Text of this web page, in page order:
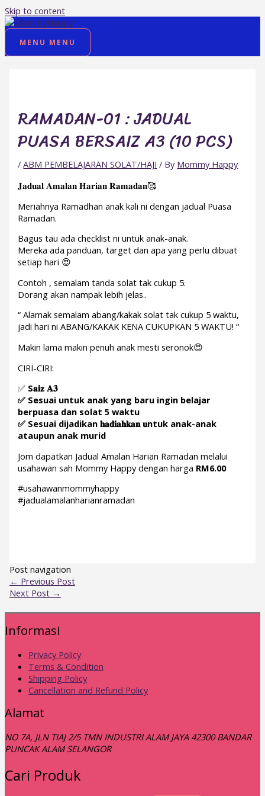
Skip to content
MENU MENU
RAMADAN-01 : JADUAL
PUASA BERSAIZ A3 (10 PCS)
/ABM PEMBELAJARAN SOLAT/HAJI / By Mommy Happy
𝐉𝐚𝐝𝐮𝐚𝐥 𝐀𝐦𝐚𝐥𝐚𝐧 𝐇𝐚𝐫𝐢𝐚𝐧 𝐑𝐚𝐦𝐚𝐝𝐚𝐧🥰
Meriahnya Ramadhan anak kali ni dengan jadual Puasa
Ramadan.
Bagus tau ada checklist ni untuk anak-anak.
Mereka ada panduan, target dan apa yang perlu dibuat
setiap hari 😍
Contoh , semalam tanda solat tak cukup 5.
Dorang akan nampak lebih jelas..
“ Alamak semalam abang/kakak solat tak cukup 5 waktu,
jadi hari ni ABANG/KAKAK KENA CUKUPKAN 5 WAKTU! “
Makin lama makin penuh anak mesti seronok😍
CIRI-CIRI:
✅ S𝐚𝐢𝐳 𝐀𝟑
✅ Sesuai untuk anak yang baru ingin belajar
berpuasa dan solat 5 waktu
✅ Sesuai dijadikan 𝐡𝐚𝐝𝐢𝐚𝐡𝐤𝐚𝐧 𝐮ntuk anak-anak
ataupun anak murid
Jom dapatkan Jadual Amalan Harian Ramadan melalui
usahawan sah Mommy Happy dengan harga RM6.00
#usahawanmommyhappy
#jadualamalanharianramadan
Post navigation
← Previous Post
Next Post →
Informasi
Privacy Policy
Terms & Condition
Shipping Policy
Cancellation and Refund Policy
Alamat
NO 7A, JLN TIAJ 2/5 TMN INDUSTRI ALAM JAYA 42300 BANDAR
PUNCAK ALAM SELANGOR
Cari Produk